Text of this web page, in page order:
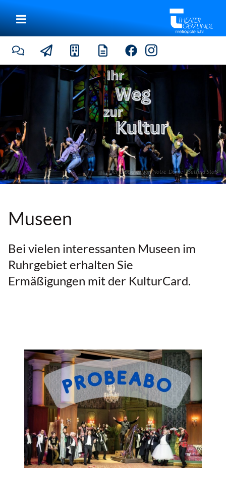
Der Glöckner von Notre-Dame | Bettina Stöß
Museen
Bei vielen interessanten Museen im
Ruhrgebiet erhalten Sie
Ermäßigungen mit der KulturCard.